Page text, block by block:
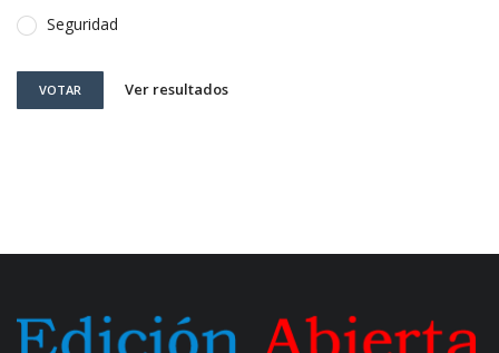
Seguridad
VOTAR Ver resultados